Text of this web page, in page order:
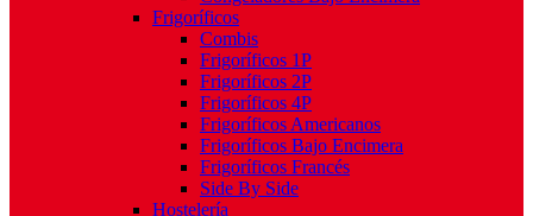
Frigoríficos
Combis
Frigoríficos 1P
Frigoríficos 2P
Frigoríficos 4P
Frigoríficos Americanos
Frigoríficos Bajo Encimera
Frigoríficos Francés
Side By Side
Hostelería